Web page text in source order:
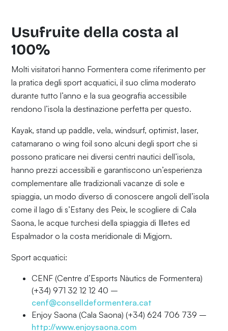
Usufruite della costa al
100%
Molti visitatori hanno Formentera come riferimento per
la pratica degli sport acquatici, il suo clima moderato
durante tutto l’anno e la sua geografia accessibile
rendono l’isola la destinazione perfetta per questo.
Kayak, stand up paddle, vela, windsurf, optimist, laser,
catamarano o wing foil sono alcuni degli sport che si
possono praticare nei diversi centri nautici dell’isola,
hanno prezzi accessibili e garantiscono un’esperienza
complementare alle tradizionali vacanze di sole e
spiaggia, un modo diverso di conoscere angoli dell’isola
come il lago di s’Estany des Peix, le scogliere di Cala
Saona, le acque turchesi della spiaggia di Illetes ed
Espalmador o la costa meridionale di Migjorn.
Sport acquatici:
CENF (Centre d’Esports Nàutics de Formentera)
(+34) 971 32 12 12 40 –
cenf@conselldeformentera.cat
Enjoy Saona (Cala Saona) (+34) 624 706 739 –
http://www.enjoysaona.com